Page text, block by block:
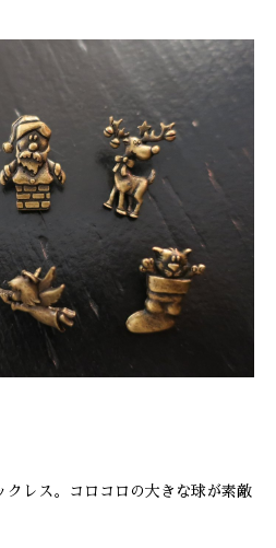
クレス。コロコロの大きな球が素敵